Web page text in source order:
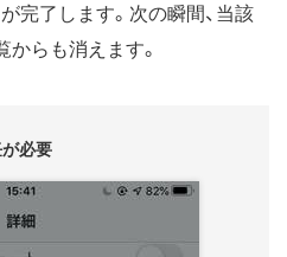
完了します。次の瞬間、当該
らも消えます。
必要